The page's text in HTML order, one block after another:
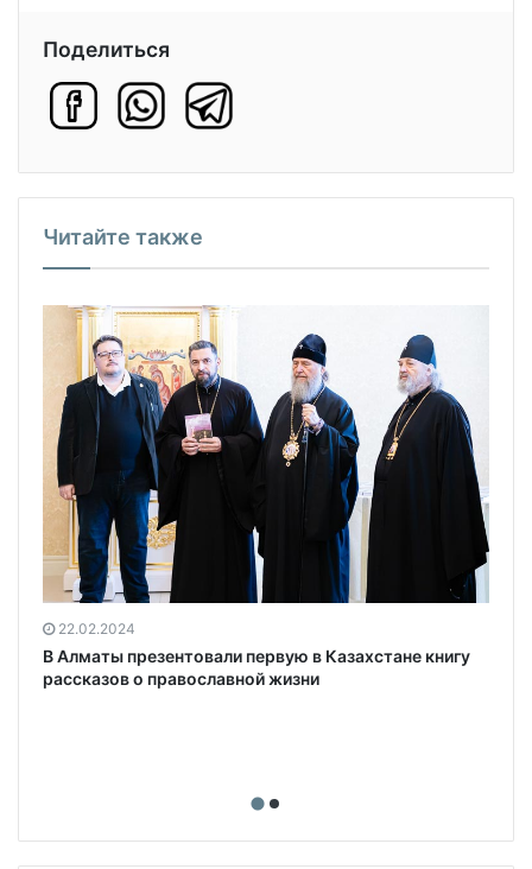
Поделиться
Читайте также
22.02.2024
В Алматы презентовали первую в Казахстане книгу
рассказов о православной жизни